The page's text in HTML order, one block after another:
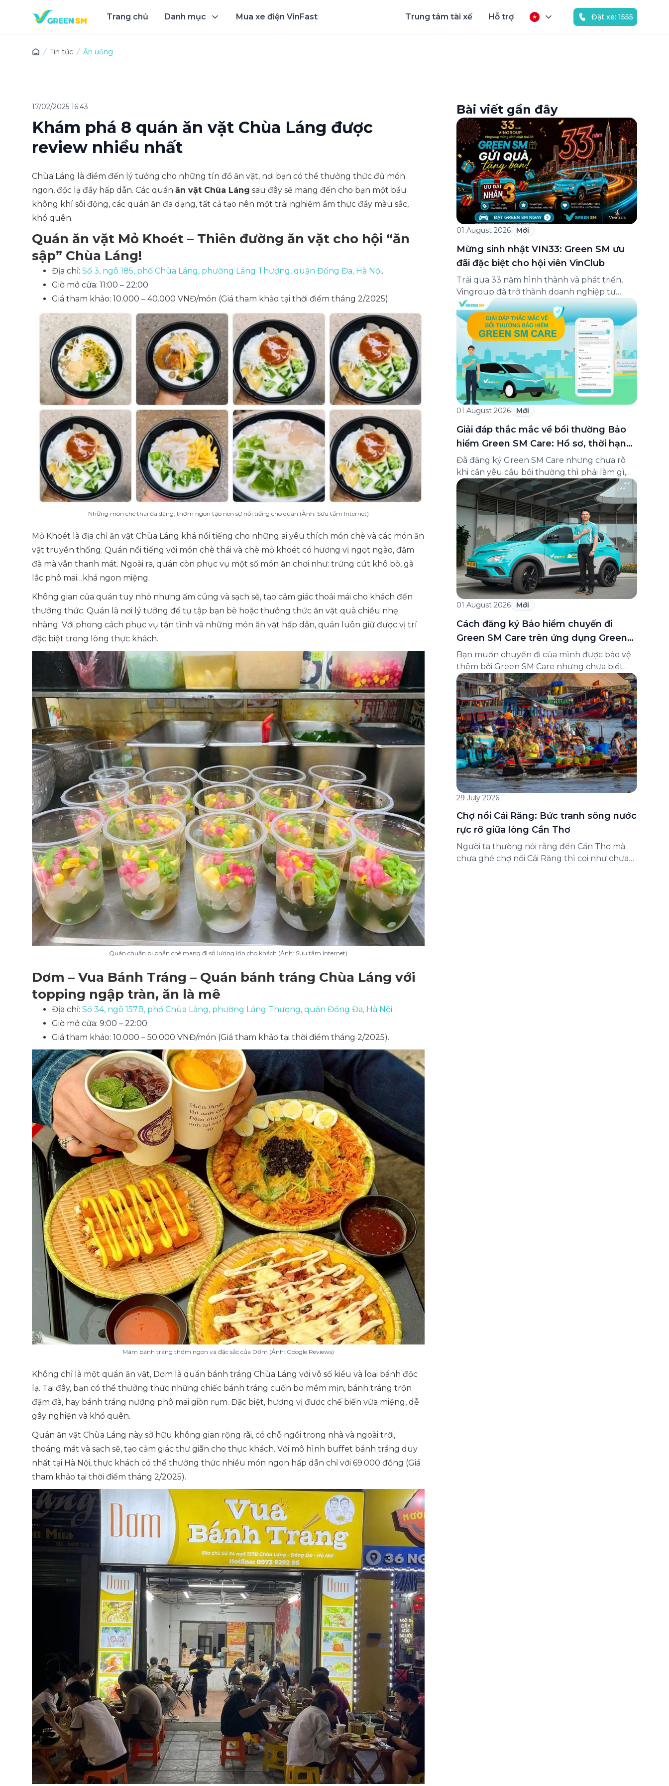
Trang chủ Danh mục Mua xe điện VinFast Trung tâm tài xế Hỗ trợ Đặt xe: 1555
Tin tức Ăn uống
17/02/2025 16:43
Khám phá 8 quán ăn vặt Chùa Láng được
review nhiều nhất
Chùa Láng là điểm đến lý tưởng cho những tín đồ ăn vặt, nơi bạn có thể thưởng thức đủ món
ngon, độc lạ đầy hấp dẫn. Các quán ăn vặt Chùa Láng sau đây sẽ mang đến cho bạn một bầu
không khí sôi động, các quán ăn đa dạng, tất cả tạo nên một trải nghiệm ẩm thực đầy màu sắc,
khó quên.
Quán ăn vặt Mỏ Khoét – Thiên đường ăn vặt cho hội “ăn
sập” Chùa Láng!
Địa chỉ: Số 3, ngõ 185, phố Chùa Láng, phường Láng Thượng, quận Đống Đa, Hà Nội.
Giờ mở cửa: 11:00 – 22:00
Giá tham khảo: 10.000 – 40.000 VNĐ/món (Giá tham khảo tại thời điểm tháng 2/2025).
Những món chè thái đa dạng, thơm ngon tạo nên sự nổi tiếng cho quán (Ảnh: Sưu tầm Internet)
Mỏ Khoét là địa chỉ ăn vặt Chùa Láng khá nổi tiếng cho những ai yêu thích món chè và các món ăn
vặt truyền thống. Quán nổi tiếng với món chè thái và chè mỏ khoét có hương vị ngọt ngào, đậm
đà mà vẫn thanh mát. Ngoài ra, quán còn phục vụ một số món ăn chơi như: trứng cút khô bò, gà
lắc phô mai…khá ngon miệng.
Không gian của quán tuy nhỏ nhưng ấm cúng và sạch sẽ, tạo cảm giác thoải mái cho khách đến
thưởng thức. Quán là nơi lý tưởng để tụ tập bạn bè hoặc thưởng thức ăn vặt quà chiều nhẹ
nhàng. Với phong cách phục vụ tận tình và những món ăn vặt hấp dẫn, quán luôn giữ được vị trí
đặc biệt trong lòng thực khách.
Quán chuẩn bị phần chè mang đi số lượng lớn cho khách (Ảnh: Sưu tầm Internet)
Dơm – Vua Bánh Tráng – Quán bánh tráng Chùa Láng với
topping ngập tràn, ăn là mê
Địa chỉ: Số 34, ngõ 157B, phố Chùa Láng, phường Láng Thượng, quận Đống Đa, Hà Nội.
Giờ mở cửa: 9:00 – 22:00
Giá tham khảo: 10.000 – 50.000 VNĐ/món (Giá tham khảo tại thời điểm tháng 2/2025).
Mâm bánh tráng thơm ngon và đặc sắc của Dơm (Ảnh: Google Reviews)
Không chỉ là một quán ăn vặt, Dơm là quán bánh tráng Chùa Láng với vô số kiểu và loại bánh độc
lạ. Tại đây, bạn có thể thưởng thức những chiếc bánh tráng cuốn bơ mềm mịn, bánh tráng trộn
đậm đà, hay bánh tráng nướng phô mai giòn rụm. Đặc biệt, hương vị được chế biến vừa miệng, dễ
gây nghiện và khó quên.
Quán ăn vặt Chùa Láng này sở hữu không gian rộng rãi, có chỗ ngồi trong nhà và ngoài trời,
thoáng mát và sạch sẽ, tạo cảm giác thư giãn cho thực khách. Với mô hình buffet bánh tráng duy
nhất tại Hà Nội, thực khách có thể thưởng thức nhiều món ngon hấp dẫn chỉ với 69.000 đồng (Giá
tham khảo tại thời điểm tháng 2/2025).
Bài viết gần đây
01 August 2026 Mới
Mừng sinh nhật VIN33: Green SM ưu
đãi đặc biệt cho hội viên VinClub
Trải qua 33 năm hình thành và phát triển,
Vingroup đã trở thành doanh nghiệp tư
nhân đa ngành lớn nhất Việt Nam, lọt Top 30
doanh nghiệp lớn nhất Đông Nam Á theo
bảng xếp hạng của Tạp chí Fortune (Mỹ).
Nhân kỷ niệm 33 năm thành lập (8/8/1993
đến 8/8/2026), Green SM trân […]
01 August 2026 Mới
Giải đáp thắc mắc về bồi thường Bảo
hiểm Green SM Care: Hồ sơ, thời hạn
và cách liên hệ hỗ trợ
Đã đăng ký Green SM Care nhưng chưa rõ
khi cần yêu cầu bồi thường thì phải làm gì,
hồ sơ ra sao, hay giấy chứng nhận bảo hiểm
tìm ở đâu? Bài viết này tổng hợp đầy đủ các
câu hỏi thường gặp nhất về quy trình bồi
thường và hỗ trợ của Green […]
01 August 2026 Mới
Cách đăng ký Bảo hiểm chuyến đi
Green SM Care trên ứng dụng Green
SM
Bạn muốn chuyến đi của mình được bảo vệ
thêm bởi Green SM Care nhưng chưa biết
đăng ký ở đâu? Bài viết dưới đây sẽ hướng
dẫn chi tiết cách tham gia (và hủy tham gia)
gói bảo hiểm này ngay trên ứng dụng Green
SM, cùng những lưu ý quan trọng trước khi
[…]
29 July 2026
Chợ nổi Cái Răng: Bức tranh sông nước
rực rỡ giữa lòng Cần Thơ
Người ta thường nói rằng đến Cần Thơ mà
chưa ghé chợ nổi Cái Răng thì coi như chưa